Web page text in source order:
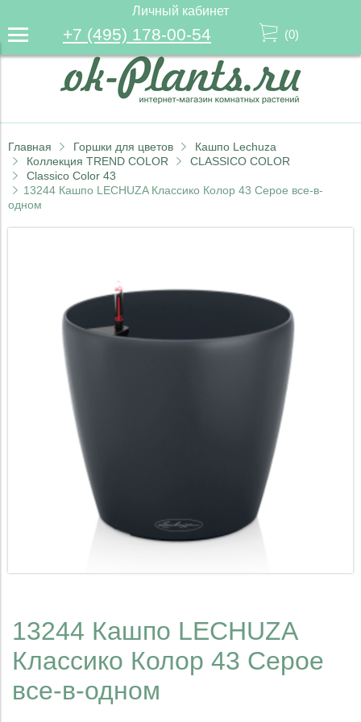
Личный кабинет
+7 (495) 178-00-54 (0)
Главная Горшки для цветов
Кашпо Lechuza
Коллекция TREND COLOR
CLASSICO COLOR
Classico Color 43
13244 Кашпо LECHUZA Классико Колор 43 Серое все-в-
одном
13244 Кашпо LECHUZA
Классико Колор 43 Серое
все-в-одном